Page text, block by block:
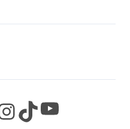
TikTok YouTube